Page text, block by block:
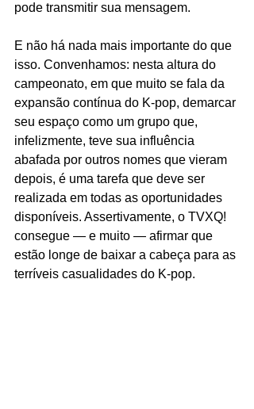
pode transmitir sua mensagem.
E não há nada mais importante do que
isso. Convenhamos: nesta altura do
campeonato, em que muito se fala da
expansão contínua do K-pop, demarcar
seu espaço como um grupo que,
infelizmente, teve sua influência
abafada por outros nomes que vieram
depois, é uma tarefa que deve ser
realizada em todas as oportunidades
disponíveis. Assertivamente, o TVXQ!
consegue — e muito — afirmar que
estão longe de baixar a cabeça para as
terríveis casualidades do K-pop.